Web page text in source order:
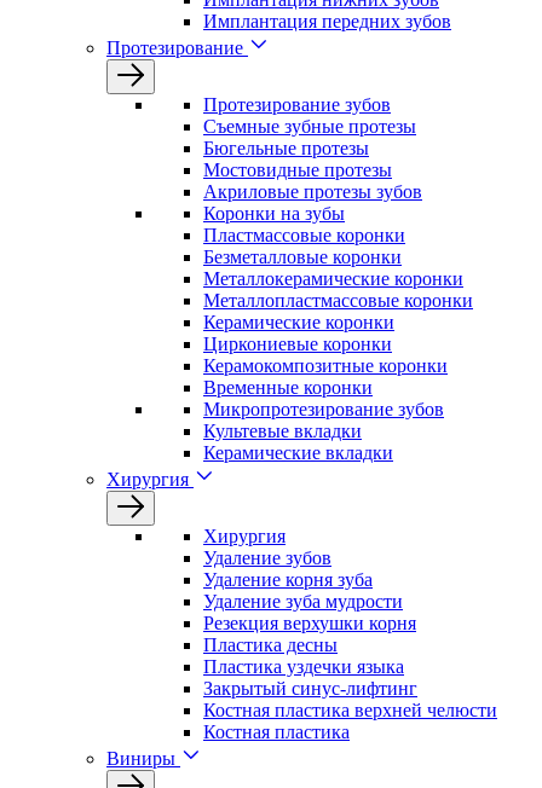
Имплантация передних зубов
Протезирование
Протезирование зубов
Съемные зубные протезы
Бюгельные протезы
Мостовидные протезы
Акриловые протезы зубов
Коронки на зубы
Пластмассовые коронки
Безметалловые коронки
Металлокерамические коронки
Металлопластмассовые коронки
Керамические коронки
Циркониевые коронки
Керамокомпозитные коронки
Временные коронки
Микропротезирование зубов
Культевые вкладки
Керамические вкладки
Хирургия
Хирургия
Удаление зубов
Удаление корня зуба
Удаление зуба мудрости
Резекция верхушки корня
Пластика десны
Пластика уздечки языка
Закрытый синус-лифтинг
Костная пластика верхней челюсти
Костная пластика
Виниры